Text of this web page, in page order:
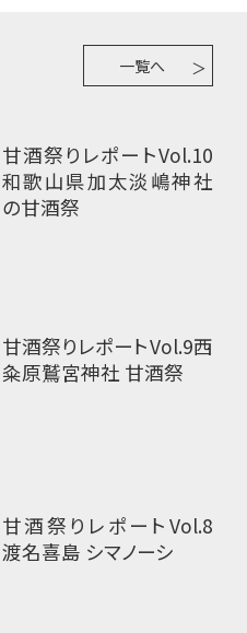
一覧へ
甘酒祭りレポートVol.10
和歌山県加太淡嶋神社
の甘酒祭
甘酒祭りレポートVol.9西
粂原鷲宮神社 甘酒祭
甘酒祭りレポートVol.8
渡名喜島 シマノーシ